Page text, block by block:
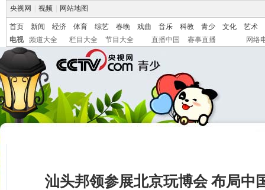
央视网 视频 网站地图
首页 新闻 经济 体育 综艺 春晚 戏曲 音乐 科教 青少 文化
艺术
电视
频道大全 栏目大全 节目大全 直播中国 赛事直播 网络
汕头邦领参展北京玩博会 布局中